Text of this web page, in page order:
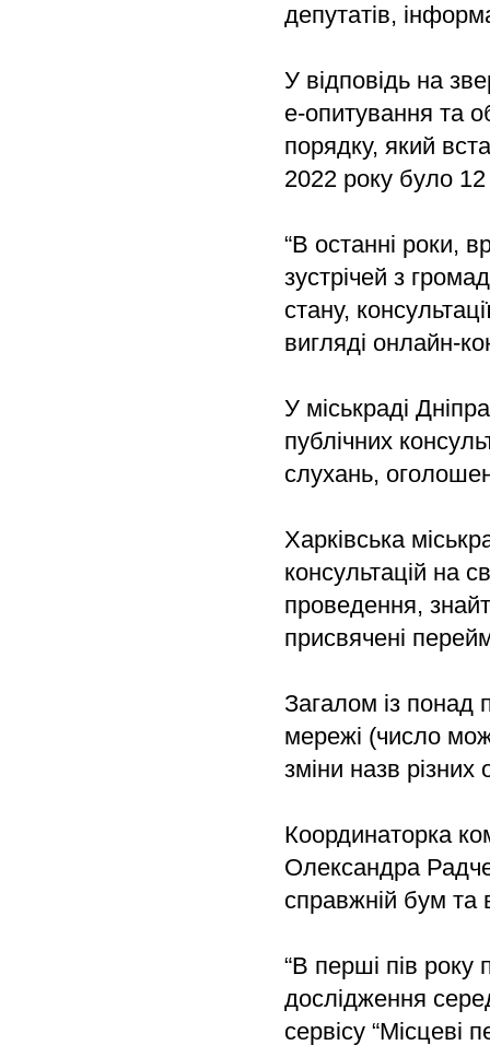
депутатів,
У відповідь на
е-опитування та
порядку, який
2022 року було
“В останні роки,
зустрічей з
стану,
вигляді онлайн-
У міськраді
публічних
слухань,
Харківська
консультацій на
проведення,
присвячені
Загалом із понад
мережі (число
зміни назв різних
Координаторка
Олександра
справжній бум та
“В перші пів
дослідження
сервісу “Місцеві